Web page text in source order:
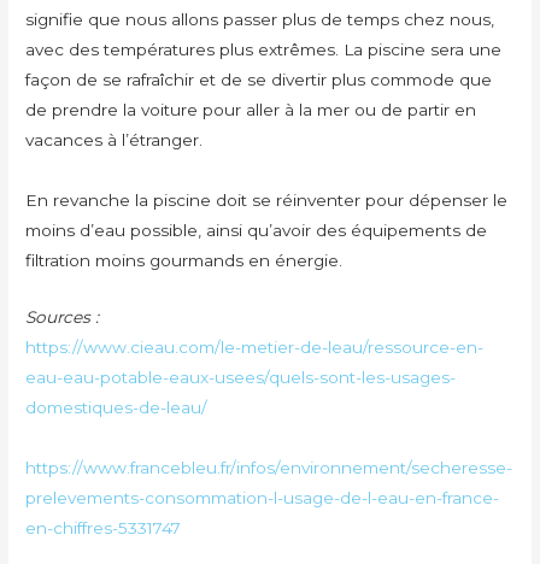
signifie que nous allons passer plus de temps chez nous,
avec des températures plus extrêmes. La piscine sera une
façon de se rafraîchir et de se divertir plus commode que
de prendre la voiture pour aller à la mer ou de partir en
vacances à l’étranger.
En revanche la piscine doit se réinventer pour dépenser le
moins d’eau possible, ainsi qu’avoir des équipements de
filtration moins gourmands en énergie.
Sources :
https://www.cieau.com/le-metier-de-leau/ressource-en-
eau-eau-potable-eaux-usees/quels-sont-les-usages-
domestiques-de-leau/
https://www.francebleu.fr/infos/environnement/secheresse-
prelevements-consommation-l-usage-de-l-eau-en-france-
en-chiffres-5331747